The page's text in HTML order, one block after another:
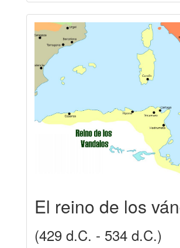
El reino de los
(429 d.C. - 534 d.C.)